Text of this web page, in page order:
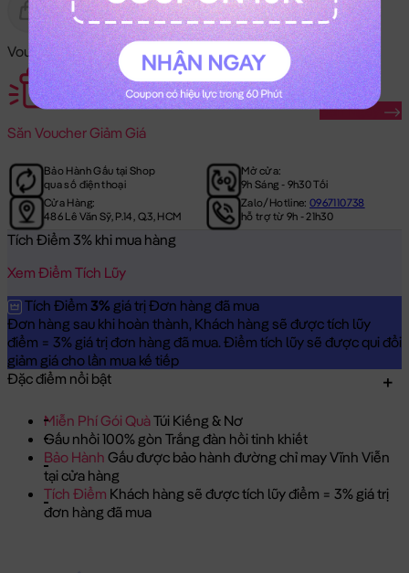
Gửi Tặng Hết Hàng
Voucher Mã Khuyến Mãi:
Săn Voucher Giảm Giá
Săn Ngay
Bảo Hành Gấu tại Shop
qua số điện thoại
Mở cửa:
9h Sáng - 9h30 Tối
Cửa Hàng:
486 Lê Văn Sỹ, P.14, Q.3, HCM
Zalo/Hotline:0967110738
hỗ trợ từ 9h - 21h30
Tích Điểm 3% khi mua hàng
Xem Điểm Tích Lũy
Tích Điểm 3% giá trị Đơn hàng đã mua
Đơn hàng sau khi hoàn thành, Khách hàng sẽ được tích lũy
điểm = 3% giá trị đơn hàng đã mua. Điểm tích lũy sẽ được qui đổi
giảm giá cho lần mua kế tiếp
Đặc điểm nổi bật
Miễn Phí Gói QuàTúi Kiếng & Nơ
Gấu nhồi 100% gòn Trắng đàn hồi tinh khiết
Bảo Hành Gấu được bảo hành đường chỉ may Vĩnh Viễn
tại cửa hàng
Tích Điểm Khách hàng sẽ được tích lũy điểm = 3% giá trị
đơn hàng đã mua